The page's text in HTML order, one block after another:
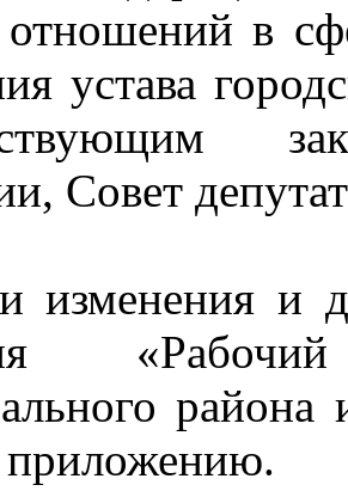
в
устава
Совет
изменения и
района
приложению.